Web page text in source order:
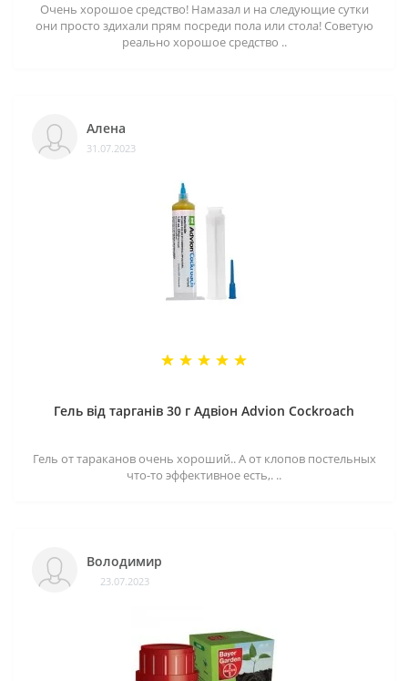
Очень хорошое средство! Намазал и на следующие сутки
они просто здихали прям посреди пола или стола! Советую
реально хорошое средство ..
Алена
31.07.2023
Гель від тарганів 30 г Адвіон Advion Cockroach
Гель от тараканов очень хороший.. А от клопов постельных
что-то эффективное есть,. ..
Володимир
23.07.2023